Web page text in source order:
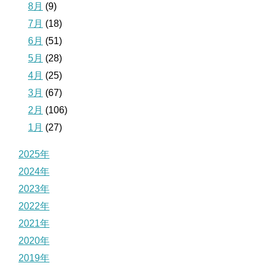
8月 (9)
7月 (18)
6月 (51)
5月 (28)
4月 (25)
3月 (67)
2月 (106)
1月 (27)
2025年
2024年
2023年
2022年
2021年
2020年
2019年